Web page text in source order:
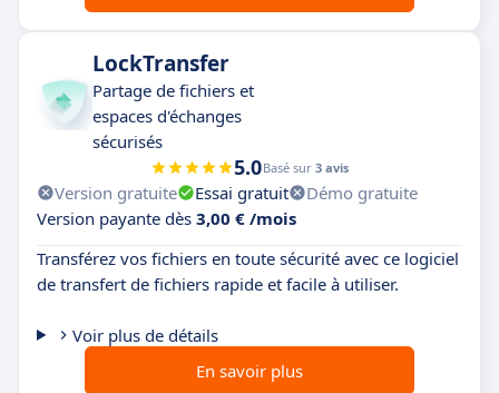
LockTransfer
Partage de fichiers et
espaces d'échanges
sécurisés
5.0Basé sur 3 avis
Version gratuite Essai gratuit
Démo gratuite
Version payante dès 3,00 € /mois
Transférez vos fichiers en toute sécurité avec ce logiciel
de transfert de fichiers rapide et facile à utiliser.
Voir plus de détails
En savoir plus